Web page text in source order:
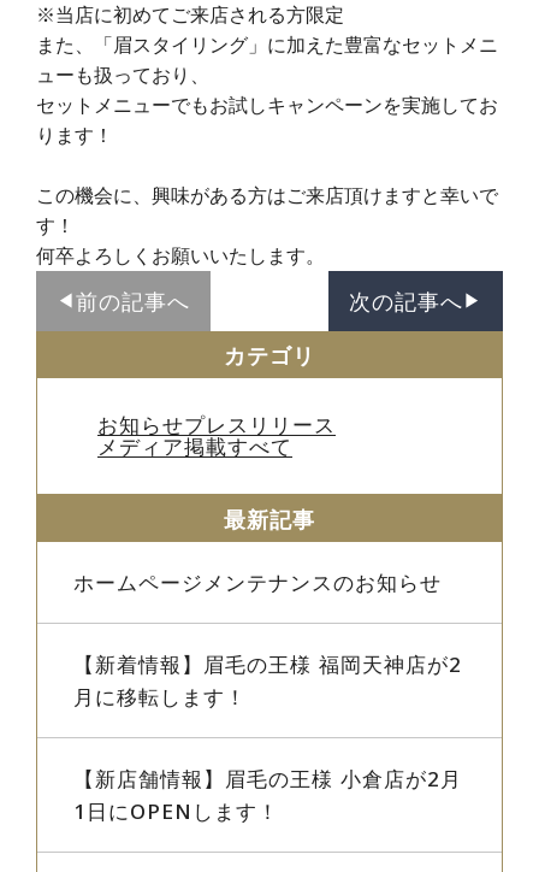
※当店に初めてご来店される方限定
また、「眉スタイリング」に加えた豊富なセットメニ
ューも扱っており、
セットメニューでもお試しキャンペーンを実施してお
ります！
この機会に、興味がある方はご来店頂けますと幸いで
す！
何卒よろしくお願いいたします。
◀︎ 前の記事へ 次の記事へ ▶︎
カテゴリ
お知らせプレスリリース
メディア掲載すべて
最新記事
ホームページメンテナンスのお知らせ
【新着情報】眉毛の王様 福岡天神店が2
月に移転します！
【新店舗情報】眉毛の王様 小倉店が2月
1日にOPENします！